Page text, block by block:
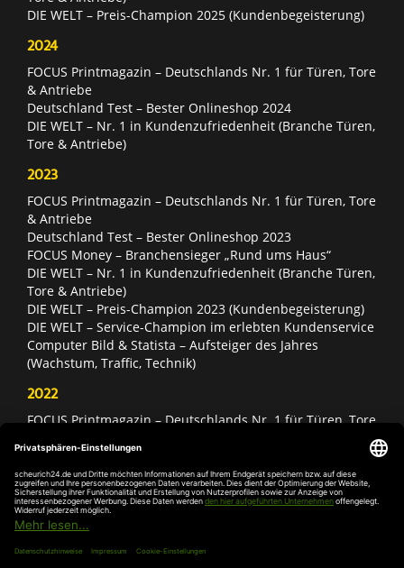
DIE WELT – Preis-Champion 2025 (Kundenbegeisterung)
2024
FOCUS Printmagazin – Deutschlands Nr. 1 für Türen, Tore
& Antriebe
Deutschland Test – Bester Onlineshop 2024
DIE WELT – Nr. 1 in Kundenzufriedenheit (Branche Türen,
Tore & Antriebe)
2023
FOCUS Printmagazin – Deutschlands Nr. 1 für Türen, Tore
& Antriebe
Deutschland Test – Bester Onlineshop 2023
FOCUS Money – Branchensieger „Rund ums Haus“
DIE WELT – Nr. 1 in Kundenzufriedenheit (Branche Türen,
Tore & Antriebe)
DIE WELT – Preis-Champion 2023 (Kundenbegeisterung)
DIE WELT – Service-Champion im erlebten Kundenservice
Computer Bild & Statista – Aufsteiger des Jahres
(Wachstum, Traffic, Technik)
2022
FOCUS Printmagazin – Deutschlands Nr. 1 für Türen, Tore
Deutschland Test – Bester Onlineshop 2022
FOCUS Money – Branchensieger „Rund ums Haus“
DIE WELT – Service-Champion im erlebten Kundenservice
DIE WELT – Branchengewinner Gold-Rang (Türen, Tore &
Antriebe)